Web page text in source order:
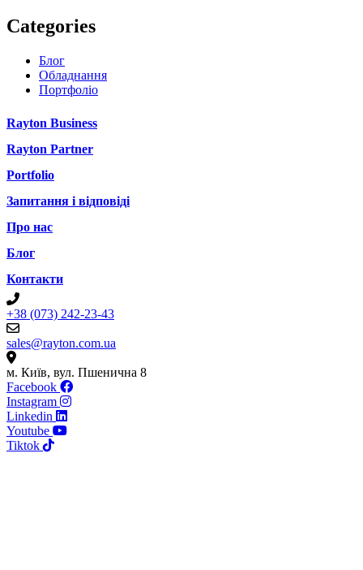
Categories
Блог
Обладнання
Портфоліо
Rayton Business
Rayton Partner
Portfolio
Запитання і відповіді
Про нас
Блог
Контакти
+38 (073) 242-23-43
sales@rayton.com.ua
м. Київ, вул. Пшенична 8
Facebook
Instagram
Linkedin
Youtube
Tiktok